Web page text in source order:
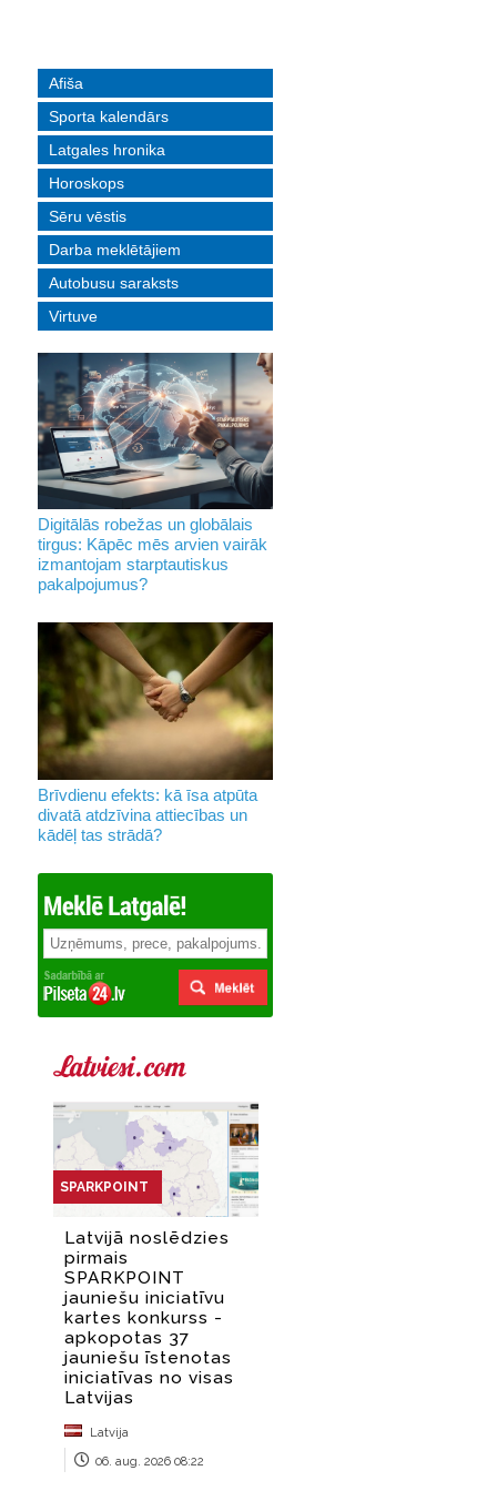
Afiša
Sporta kalendārs
Latgales hronika
Horoskops
Sēru vēstis
Darba meklētājiem
Autobusu saraksts
Virtuve
Digitālās robežas un globālais
tirgus: Kāpēc mēs arvien vairāk
izmantojam starptautiskus
pakalpojumus?
Brīvdienu efekts: kā īsa atpūta
divatā atdzīvina attiecības un
kādēļ tas strādā?